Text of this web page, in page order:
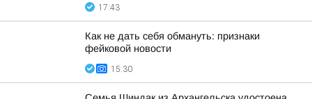
17:43
Как не дать себя обмануть: признаки
фейковой новости
15:30